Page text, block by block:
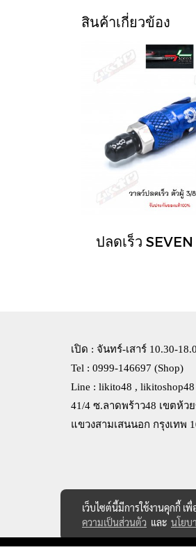
สินค้าเกี่ยวข้อง
ปลดเร็ว
เปิด : จันทร์-เสาร์ 10.30-
Tel : 0999-146697 (Shop)
Line : likito48 , likitoshop48
41/4 ซ.ลาดพร้าว48 เขตห้ว
แขวงสามเสนนอก กรุงเทพ
เว็บไซต์นี้มีการใช้งานคุกกี้ เ
ความเป็นส่วนตัว และ นโยบ